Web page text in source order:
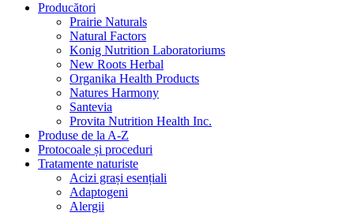
Producători
Prairie Naturals
Natural Factors
Konig Nutrition Laboratoriums
New Roots Herbal
Organika Health Products
Natures Harmony
Santevia
Provita Nutrition Health Inc.
Produse de la A-Z
Protocoale și proceduri
Tratamente naturiste
Acizi grași esențiali
Adaptogeni
Alergii